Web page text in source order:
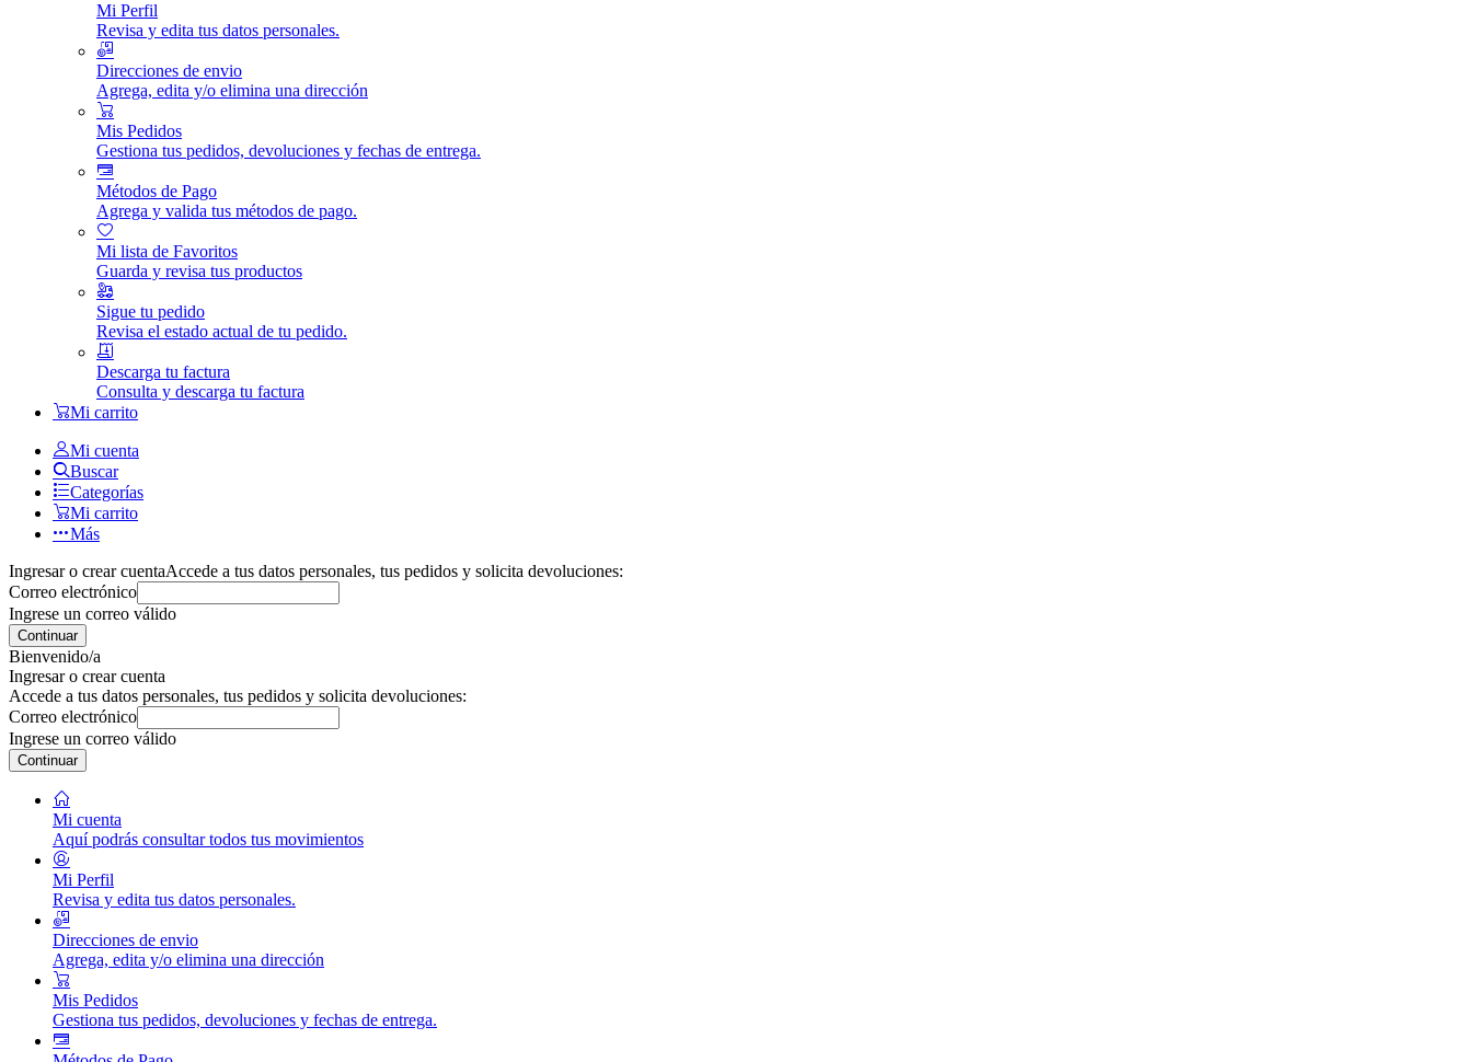
Mi Perfil
Revisa y edita tus datos personales.
Direcciones de envio
Agrega, edita y/o elimina una dirección
Mis Pedidos
Gestiona tus pedidos, devoluciones y fechas de entrega.
Métodos de Pago
Agrega y valida tus métodos de pago.
Mi lista de Favoritos
Guarda y revisa tus productos
Sigue tu pedido
Revisa el estado actual de tu pedido.
Descarga tu factura
Consulta y descarga tu factura
Mi carrito
Mi cuenta
Buscar
Categorías
Mi carrito
Más
Ingresar o crear cuentaAccede a tus datos personales, tus pedidos y solicita devoluciones:
Correo electrónico
Ingrese un correo válido
Continuar
Bienvenido/a
Ingresar o crear cuenta
Accede a tus datos personales, tus pedidos y solicita devoluciones:
Correo electrónico
Ingrese un correo válido
Continuar
Mi cuenta
Aquí podrás consultar todos tus movimientos
Mi Perfil
Revisa y edita tus datos personales.
Direcciones de envio
Agrega, edita y/o elimina una dirección
Mis Pedidos
Gestiona tus pedidos, devoluciones y fechas de entrega.